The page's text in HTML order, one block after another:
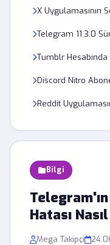
Bilgi
Hatası
Mega Takipçi
X Uygulamasının
Telegram 11.3.0
Tumblr
Discord Nitro
Reddit